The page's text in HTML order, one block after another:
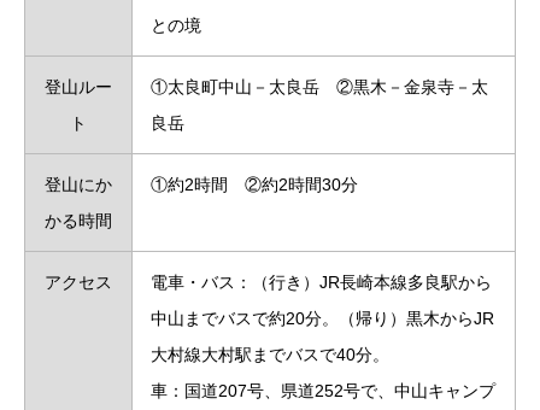
との境
登山ルー
ト
①太良町中山－太良岳 ②黒木－金泉寺－太
良岳
登山にか
かる時間
①約2時間 ②約2時間30分
アクセス
電車・バス：（行き）JR長崎本線多良駅から
中山までバスで約20分。（帰り）黒木からJR
大村線大村駅までバスで40分。
車：国道207号、県道252号で、中山キャンプ